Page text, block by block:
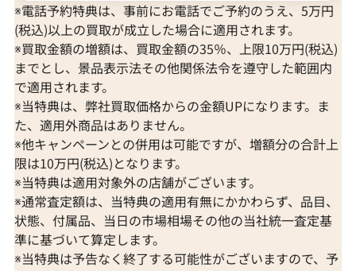
※電話予約特典は、事前にお電話でご予約のうえ、5万円
(税込)以上の買取が成立した場合に適用されます。
※買取金額の増額は、買取金額の35％、上限10万円(税込)
までとし、景品表示法その他関係法令を遵守した範囲内
で適用されます。
※当特典は、弊社買取価格からの金額UPになります。ま
た、適用外商品はありません。
※他キャンペーンとの併用は可能ですが、増額分の合計上
限は10万円(税込)となります。
※当特典は適用対象外の店舗がございます。
※通常査定額は、当特典の適用有無にかかわらず、品目、
状態、付属品、当日の市場相場その他の当社統一査定基
準に基づいて算定します。
※当特典は予告なく終了する可能性がございますので、予